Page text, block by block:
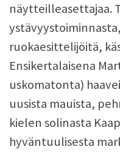
näytteilleasettajaa.
ruokaesittelijöitä,
Ensikertalaisena
uskomatonta)
uusista mauista,
kielen solinasta
hyväntuulisesta